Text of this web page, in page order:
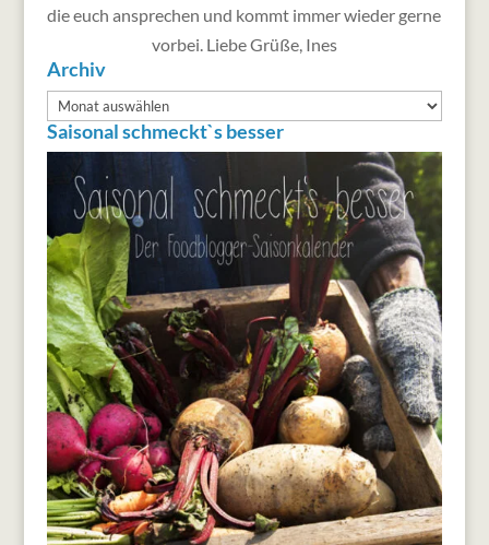
die euch ansprechen und kommt immer wieder gerne
vorbei. Liebe Grüße, Ines
Archiv
Archiv
Saisonal schmeckt`s besser